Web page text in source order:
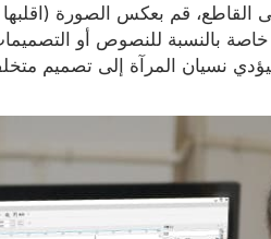
قم بعكس الصورة (اقلبها
خاصة بالنسبة للنصوص أو
نسيان المرآة إلى تصميم